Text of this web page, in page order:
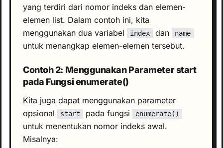
yang terdiri dari nomor indeks dan elemen-
elemen list. Dalam contoh ini, kita
menggunakan dua variabel
index dan name
untuk menangkap elemen-elemen tersebut.
Contoh 2: Menggunakan Parameter start
pada Fungsi enumerate()
Kita juga dapat menggunakan parameter
opsional
start pada fungsi enumerate()
untuk menentukan nomor indeks awal.
Misalnya: